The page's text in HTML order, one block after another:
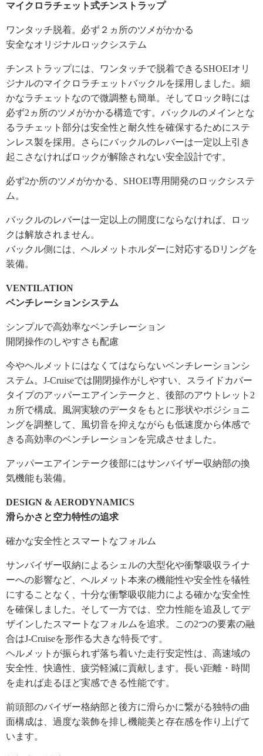
マイクロラチェット式チンストラップ
ワンタッチ脱着。必ず２ヵ所のツメがかかる
安全なオリジナルロックシステム
チンストラップには、ワンタッチで脱着できるSHOEIオリ
ジナルのマイクロラチェットバックルを採用しました。細
かなラチェットなので微調整も簡単。そしてロック時には
必ず2ヵ所のツメがかかる構造です。バックルのメインとな
るラチェット部分は安全性と耐久性を確保するためにステ
ンレス製を採用。さらにバックルのレバーは一定以上引き
起こさなければロックが解除されない安全設計です。
必ず2か所のツメがかかる、SHOEI専用開発のロックシステ
ム。
バックルのレバーは一定以上の開度にならなければ、ロッ
クは解放されません。
バックル側には、ヘルメットホルダーに対応するDリングを
装備。
VENTILATION
ベンチレーションシステム
シンプルで高効率なベンチレーション
開閉操作のしやすさも配慮
今やヘルメットにはなくてはならないベンチレーションシ
ステム。J-Cruiseでは開閉操作がしやすい、スライドカバー
タイプのアッパーエアインテークと、後部のアウトレット2
ヵ所で構成。風洞実験のデータをもとに形状やポジショニ
ングを調整して、風切音を抑えながらも低速度から体感で
きる高効率のベンチレーションを完成させました。
アッパーエアインテーク後部にはサンバイザー収納部の換
気機能も装備。
DESIGN & AERODYNAMICS
滑らかさと空力特性の追求
確かな安全性とスマートなフォルム
サンバイザー収納によるシェルの大型化や衝撃吸収ライナ
ーへの影響など、ヘルメット本来の機能性や安全性を犠牲
にすることなく、十分な衝撃吸収能力による確かな安全性
を確保しました。そして一方では、空力性能を追及してデ
ザインしたスマートなフォルムを追求。この2つの要素の融
合はJ-Cruiseを形作る大きな特長です。
ヘルメットが振られず落ち着いた走行安定性は、高速域の
安全性、快適性、疲労軽減に貢献します。長い距離・時間
を走れば走るほど実感できる性能です。
前頭部のバイザー格納部と後方に滑らかに繋がる独特の曲
面構成は、過度な装飾を排し機能美と存在感を作り上げて
います。